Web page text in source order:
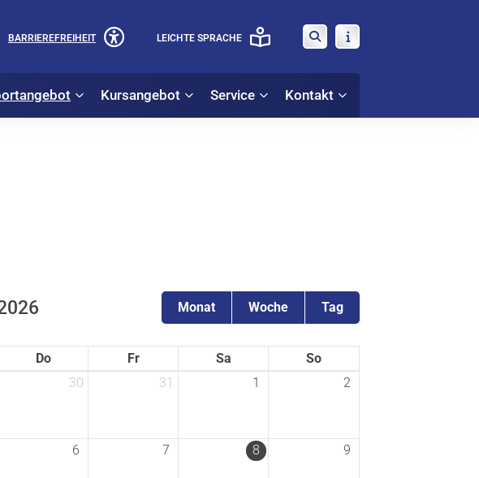
BARRIEREFREIHEIT LEICHTE SPRACHE
Kursangebot Service Kontakt
Monat Woche Tag
Do Fr Sa
So
30 31 1 2
6 7 8 9
Alles zur Mitgliedschaft